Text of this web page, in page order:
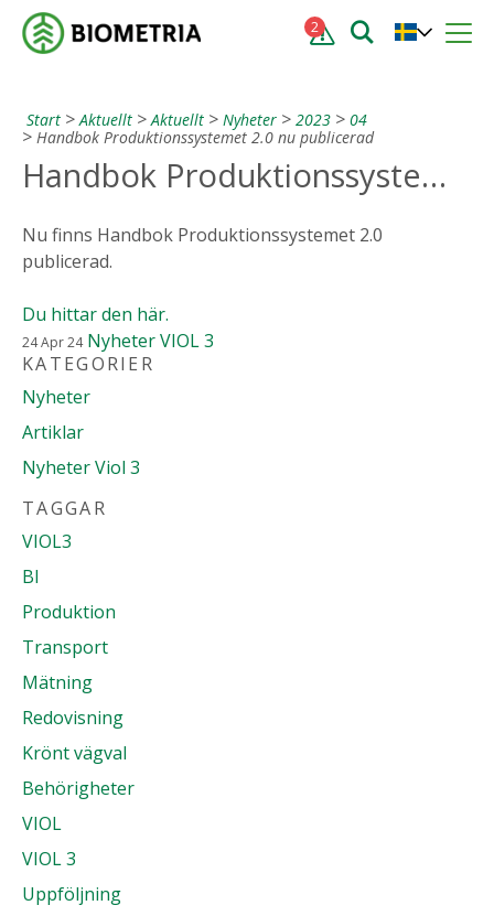
2
Start Aktuellt Aktuellt Nyheter 2023
04
Handbok Produktionssystemet 2.0 nu publicerad
Handbok Produktionssystemet 2.0 nu publicerad
Nu finns Handbok Produktionssystemet 2.0
publicerad.
Du hittar den här.
24Apr24 NyheterVIOL 3
KATEGORIER
Nyheter
Artiklar
Nyheter Viol 3
TAGGAR
VIOL3
BI
Produktion
Transport
Mätning
Redovisning
Krönt vägval
Behörigheter
VIOL
VIOL 3
Uppföljning